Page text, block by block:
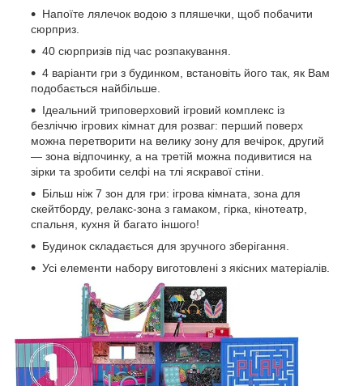
Напоїте лялечок водою з пляшечки, щоб побачити
сюрприз.
40 сюрпризів під час розпакування.
4 варіанти гри з будинком, встановіть його так, як Вам
подобається найбільше.
Ідеальний триповерховий ігровий комплекс із
безліччю ігрових кімнат для розваг: перший поверх
можна перетворити на велику зону для вечірок, другий
— зона відпочинку, а на третій можна подивитися на
зірки та зробити селфі на тлі яскравої стіни.
Більш ніж 7 зон для гри: ігрова кімната, зона для
скейтборду, релакс-зона з гамаком, гірка, кінотеатр,
спальня, кухня й багато іншого!
Будинок складається для зручного зберігання.
Усі елементи набору виготовлені з якісних матеріалів.